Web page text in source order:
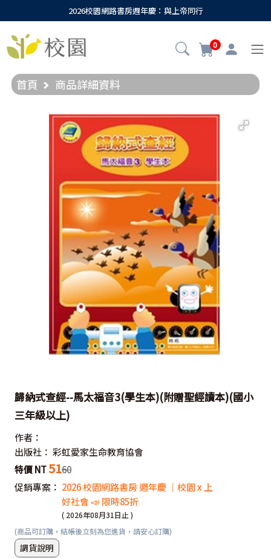
2026校園網路書房週年慶：與上帝同行
0
首頁 商品詳細資料
歸納式查經--馬太福音3(學生本)(附贈聖經讀本)(國小
三年級以上)
作者：
出版社： 彩虹愛家生命教育協會
特價 NT5160
促銷專案： 2026 校園網路書房 週年慶 ｜校園 x 上
好社會 📣 限時85折
( 2026年08月31日止 )
(商品可訂購，結帳後立刻為您進貨，請安心訂購)
調貨說明